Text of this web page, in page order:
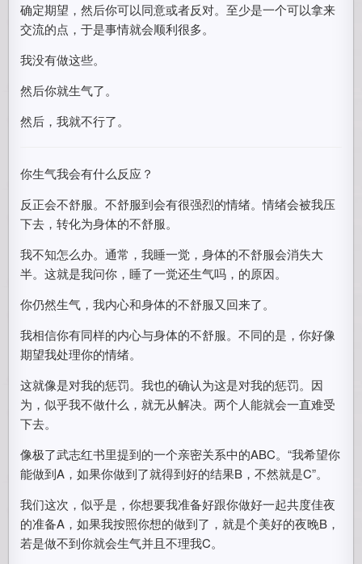
确定期望，然后你可以同意或者反对。至少是一个可以拿来
交流的点，于是事情就会顺利很多。
我没有做这些。
然后你就生气了。
然后，我就不行了。
你生气我会有什么反应？
反正会不舒服。不舒服到会有很强烈的情绪。情绪会被我压
下去，转化为身体的不舒服。
我不知怎么办。通常，我睡一觉，身体的不舒服会消失大
半。这就是我问你，睡了一觉还生气吗，的原因。
你仍然生气，我内心和身体的不舒服又回来了。
我相信你有同样的内心与身体的不舒服。不同的是，你好像
期望我处理你的情绪。
这就像是对我的惩罚。我也的确认为这是对我的惩罚。因
为，似乎我不做什么，就无从解决。两个人能就会一直难受
下去。
像极了武志红书里提到的一个亲密关系中的ABC。“我希望你
能做到A，如果你做到了就得到好的结果B，不然就是C”。
我们这次，似乎是，你想要我准备好跟你做好一起共度佳夜
的准备A，如果我按照你想的做到了，就是个美好的夜晚B，
若是做不到你就会生气并且不理我C。